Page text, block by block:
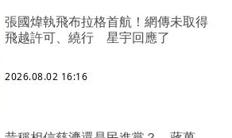
張國煒執飛布拉格首航！網傳未取得
飛越許可、繞行 星宇回應了
2026.08.02 16:16